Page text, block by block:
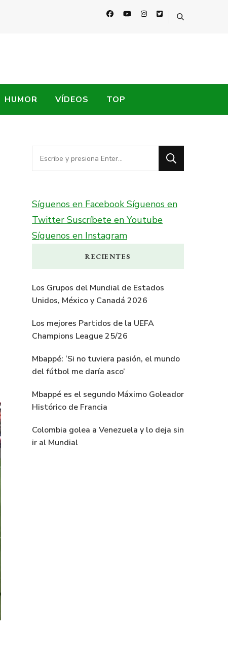
HUMOR VÍDEOS TOP
¿Buscas
algo?
Síguenos en FacebookSíguenos en
Twitter Suscríbete en Youtube
Síguenos en Instagram
RECIENTES
Los Grupos del Mundial de Estados
Unidos, México y Canadá 2026
Los mejores Partidos de la UEFA
Champions League 25/26
Mbappé: ‘Si no tuviera pasión, el mundo
del fútbol me daría asco’
Mbappé es el segundo Máximo Goleador
Histórico de Francia
Colombia golea a Venezuela y lo deja sin
ir al Mundial